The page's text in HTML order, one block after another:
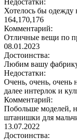
Хотелось бы одежду
164,170,176
Комментарий:
Отличные вещи по
08.01.2023
Достоинства:
Любим вашу
Недостатки:
Очень, очень,
далее интерлок и
Комментарий:
Побольше моделей,
штанишки для
13.07.2022
Достоинства: